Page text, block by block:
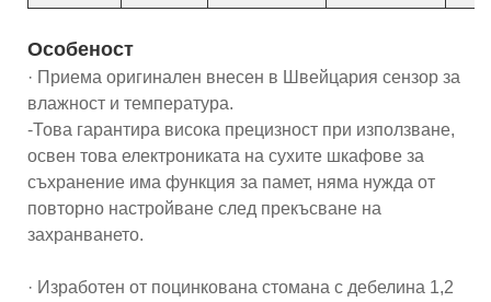
Особеност
· Приема оригинален внесен в Швейцария сензор за
влажност и температура.
-Това гарантира висока прецизност при използване,
освен това електрониката на сухите шкафове за
съхранение има функция за памет, няма нужда от
повторно настройване след прекъсване на
захранването.
· Изработен от поцинкована стомана с дебелина 1,2